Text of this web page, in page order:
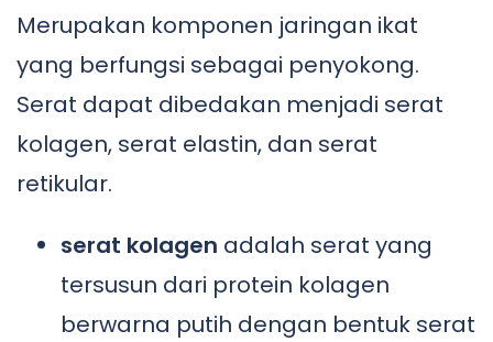
Merupakan komponen jaringan ikat
yang berfungsi sebagai penyokong.
Serat dapat dibedakan menjadi serat
kolagen, serat elastin, dan serat
retikular.
serat kolagen adalah serat yang
tersusun dari protein kolagen
berwarna putih dengan bentuk serat